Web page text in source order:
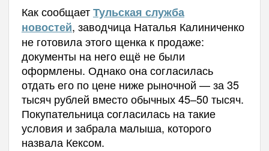
Как сообщаетТульская служба
новостей, заводчица Наталья Калиниченко
не готовила этого щенка к продаже:
документы на него ещё не были
оформлены. Однако она согласилась
отдать его по цене ниже рыночной — за 35
тысяч рублей вместо обычных 45–50 тысяч.
Покупательница согласилась на такие
условия и забрала малыша, которого
назвала Кексом.